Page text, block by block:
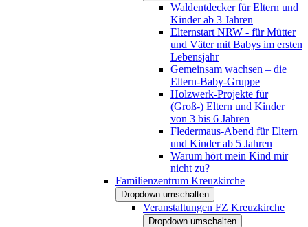
Waldentdecker für Eltern und
Kinder ab 3 Jahren
Elternstart NRW - für Mütter
und Väter mit Babys im ersten
Lebensjahr
Gemeinsam wachsen – die
Eltern-Baby-Gruppe
Holzwerk-Projekte für
(Groß-) Eltern und Kinder
von 3 bis 6 Jahren
Fledermaus-Abend für Eltern
und Kinder ab 5 Jahren
Warum hört mein Kind mir
nicht zu?
Familienzentrum Kreuzkirche
Dropdown umschalten
Veranstaltungen FZ Kreuzkirche
Dropdown umschalten